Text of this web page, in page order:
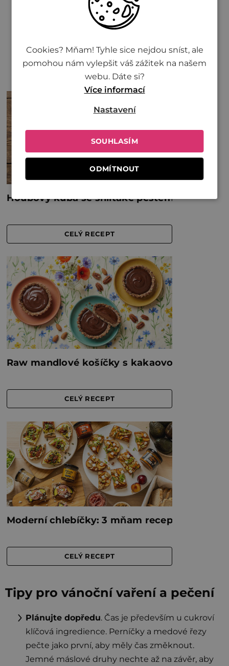
Houbový kuba – ječné kroupy s houbami
Lahodné a zdravé sušenky s džemem do 30
Raw mandlové košíčky s kakaovo-kávovou
náplní
Moderní chlebíčky
Tipy pro vánoční vaření a pečení
Plánujte dopředu. Čas je především u cukroví
klíčová ingredience. Perníčky a medové řezy
pečte jako první, aby měly čas změknout.
Jemné máslové druhy nechte až na závěr, aby
Cookies? Mňam! Tyhle sice nejdou sníst, ale
pomohou nám vylepšit váš zážitek na našem
webu. Dáte si?
Více informací
SOUHLASÍM
ODMÍTNOUT
Nastavení